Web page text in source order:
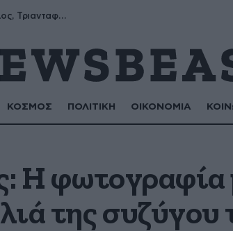
Μύρων, Τριαντάφυλλος, Τριανταφυλλιά, Φυλλιώ, Ρόζα
ΚΟΣΜΟΣ ΠΟΛΙΤΙΚΗ ΟΙΚΟΝΟΜΙΑ
Η φωτογραφία
της συζύγου